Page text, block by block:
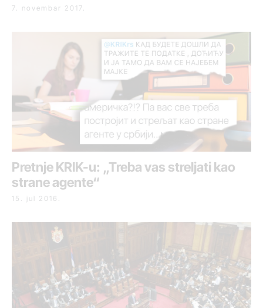
7. novembar 2017.
Pretnje KRIK-u: „Treba vas streljati kao
strane agente“
15. jul 2016.